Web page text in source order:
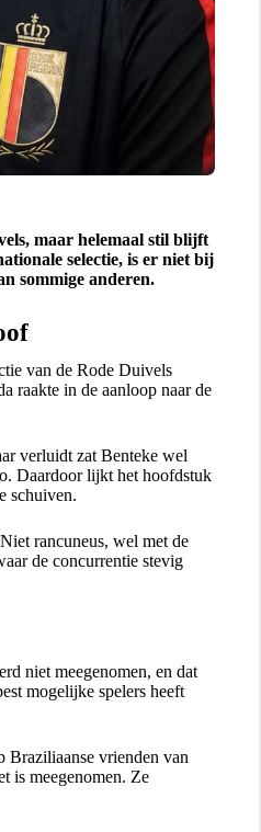
maar helemaal stil blijft
selectie, is er niet bij
sommige anderen.
van de Rode Duivels
raakte in de aanloop naar de
verluidt zat Benteke wel
Daardoor lijkt het hoofdstuk
schuiven.
rancuneus, wel met de
de concurrentie stevig
niet meegenomen, en dat
mogelijke spelers heeft
Braziliaanse vrienden van
is meegenomen. Ze